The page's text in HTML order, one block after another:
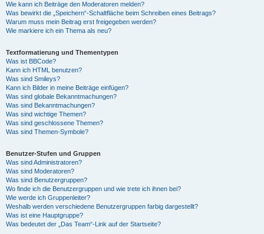
Wie kann ich Beiträge den Moderatoren melden?
Was bewirkt die „Speichern“-Schaltfläche beim Schreiben eines Beitrags?
Warum muss mein Beitrag erst freigegeben werden?
Wie markiere ich ein Thema als neu?
Textformatierung und Thementypen
Was ist BBCode?
Kann ich HTML benutzen?
Was sind Smileys?
Kann ich Bilder in meine Beiträge einfügen?
Was sind globale Bekanntmachungen?
Was sind Bekanntmachungen?
Was sind wichtige Themen?
Was sind geschlossene Themen?
Was sind Themen-Symbole?
Benutzer-Stufen und Gruppen
Was sind Administratoren?
Was sind Moderatoren?
Was sind Benutzergruppen?
Wo finde ich die Benutzergruppen und wie trete ich ihnen bei?
Wie werde ich Gruppenleiter?
Weshalb werden verschiedene Benutzergruppen farbig dargestellt?
Was ist eine Hauptgruppe?
Was bedeutet der „Das Team“-Link auf der Startseite?